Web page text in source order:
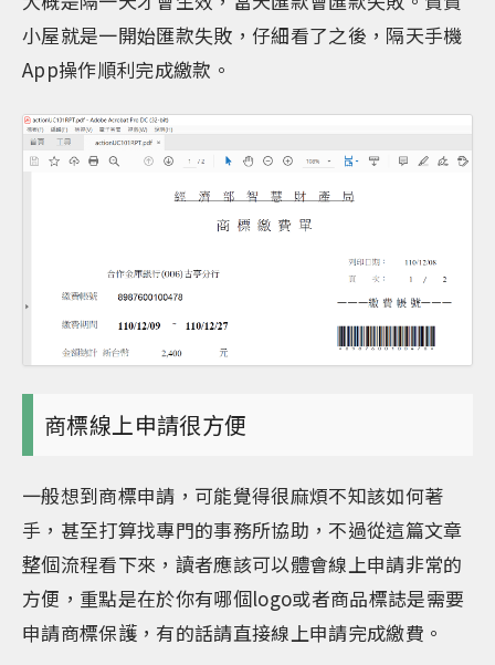
小屋就是一開始匯款失敗，仔細看了之後，隔天手機
App操作順利完成繳款。
商標線上申請很方便
一般想到商標申請，可能覺得很麻煩不知該如何著
手，甚至打算找專門的事務所協助，不過從這篇文章
整個流程看下來，讀者應該可以體會線上申請非常的
方便，重點是在於你有哪個logo或者商品標誌是需要
申請商標保護，有的話請直接線上申請完成繳費。